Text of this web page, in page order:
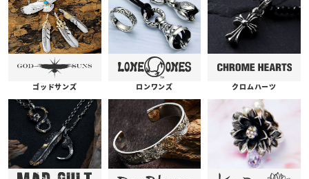
ゴッドサンズ ロンワンズ クロムハーツ